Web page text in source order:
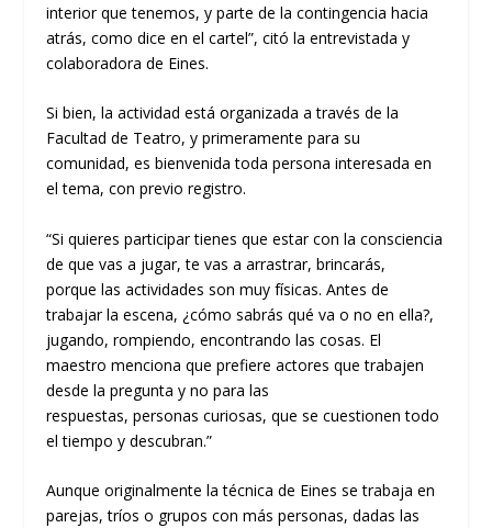
interior que tenemos, y parte de lacontingencia hacia
atrás, como dice en el cartel”, citó la entrevistada y
colaboradora de Eines.
Si bien, la actividad está organizada a través de la
Facultad de Teatro, y primeramente para su
comunidad, es bienvenida toda persona interesada en
el tema, con previo registro.
“Si quieres participar tienes que estar con la consciencia
de que vas a jugar, te vas a arrastrar, brincarás,
porquelas actividades son muy físicas. Antes de
trabajar la escena, ¿cómosabrás qué va o no en ella?,
jugando, rompiendo, encontrando las cosas. El
maestromenciona que prefiere actores que trabajen
desde la pregunta y no para las
respuestas, personas curiosas, que se cuestionen todo
el tiempo y descubran.”
Aunque originalmente la técnica de Eines se trabaja en
parejas,tríos o grupos con más personas, dadas las